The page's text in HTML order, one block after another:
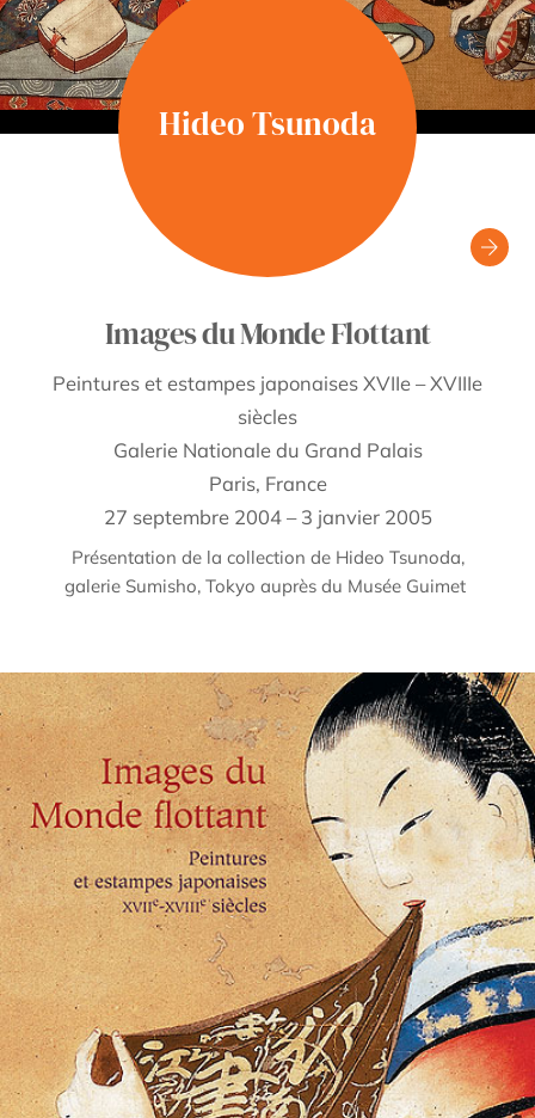
Hideo Tsunoda
Images du Monde Flottant
Peintures et estampes japonaises XVIIe – XVIIIe
siècles
Galerie Nationale du Grand Palais
Paris, France
27 septembre 2004 – 3 janvier 2005
Présentation de la collection de Hideo Tsunoda,
galerie Sumisho, Tokyo auprès du Musée Guimet